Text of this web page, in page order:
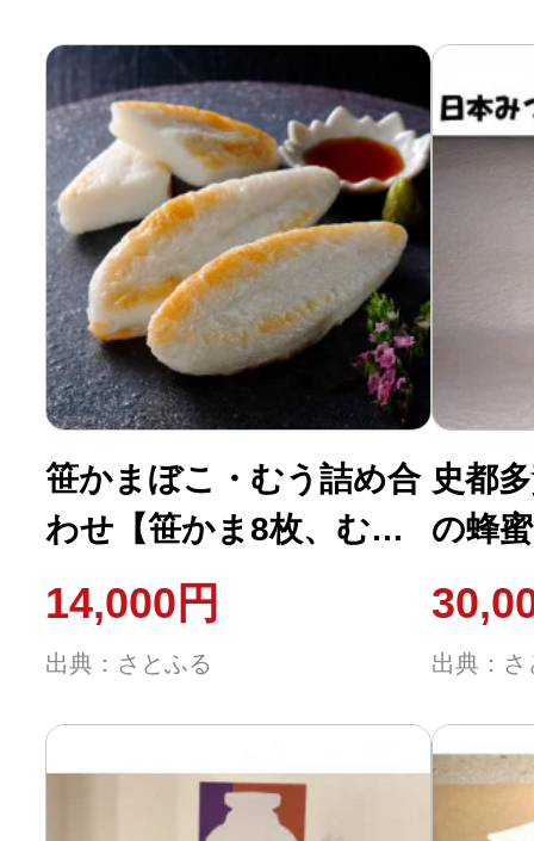
副業・パラレルワーカー
個人事業主・フリーラン
個人事業・フリーランス
ふるさと納税の基礎知識
10秒ぴったり診断
自治体直営サイト特集
はじめるバイブルとは
笹かまぼこ・むう詰め合
わせ【笹かま8枚、むう8
枚】
14,000円
出典：さとふる
史都
の蜂
出典：さ